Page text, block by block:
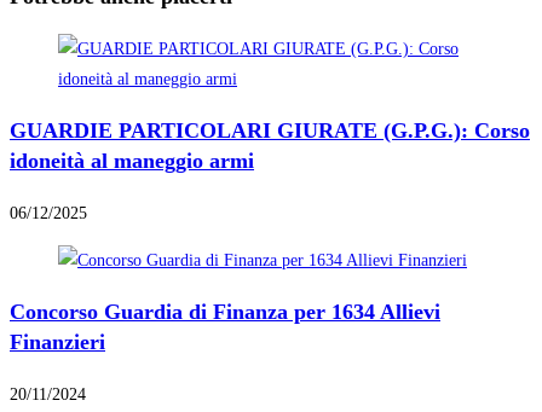
GUARDIE PARTICOLARI GIURATE (G.P.G.): Corso
idoneità al maneggio armi
06/12/2025
Concorso Guardia di Finanza per 1634 Allievi
Finanzieri
20/11/2024